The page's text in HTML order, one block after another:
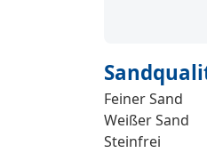
Feiner Sand
Weißer Sand
Steinfrei